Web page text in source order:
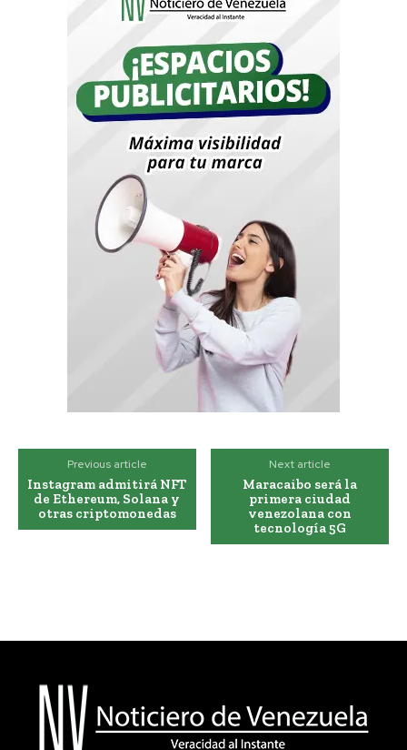
Previous article
Instagram admitirá NFT
de Ethereum, Solana y
otras criptomonedas
Next article
Maracaibo será la
primera ciudad
venezolana con
tecnología 5G